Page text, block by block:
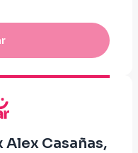
Casañas,